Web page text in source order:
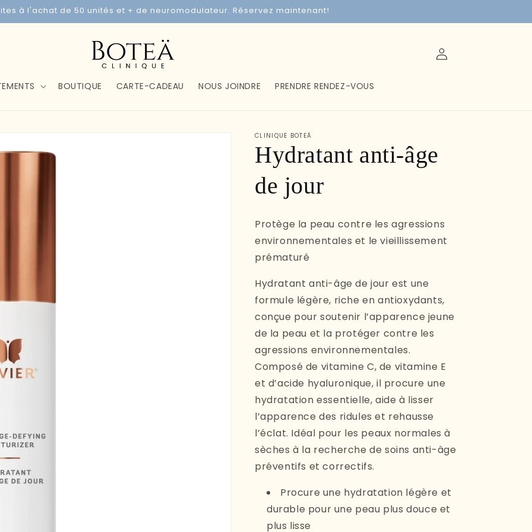
à l'achat de 50 unités et + de neuromodulateur. Réservez maintenant!
BOUTIQUE CARTE-CADEAU NOUS JOINDRE PRENDRE RENDEZ-VOUS
Connexion
CLINIQUE BOTEÄ
Hydratant anti-âge
de jour
Protège la peau contre les agressions
environnementales et le vieillissement
prématuré
Hydratant anti-âge de jour est une
formule légère, riche en antioxydants,
conçue pour soutenir l’apparence jeune
de la peau et la protéger contre les
agressions environnementales.
Composé de vitamine C, de vitamine E
et d’acide hyaluronique, il procure une
hydratation essentielle, aide à lisser
l’apparence des ridules et rehausse
l’éclat. Idéal pour les peaux normales à
sèches à la recherche de soins anti-âge
préventifs et correctifs.
Procure une hydratation légère et
durable pour une peau plus douce et
plus lisse